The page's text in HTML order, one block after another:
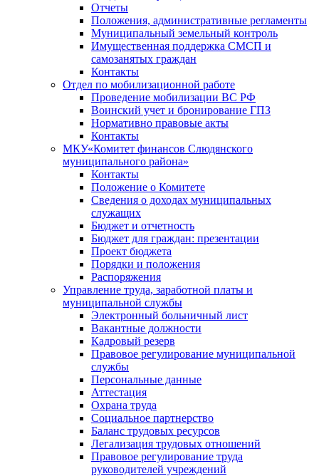
Отчеты
Положения, административные регламенты
Муниципальный земельный контроль
Имущественная поддержка СМСП и
самозанятых граждан
Контакты
Отдел по мобилизационной работе
Проведение мобилизации ВС РФ
Воинский учет и бронирование ГПЗ
Нормативно правовые акты
Контакты
МКУ«Комитет финансов Слюдянского
муниципального района»
Контакты
Положение о Комитете
Сведения о доходах муниципальных
служащих
Бюджет и отчетность
Бюджет для граждан: презентации
Проект бюджета
Порядки и положения
Распоряжения
Управление труда, заработной платы и
муниципальной службы
Электронный больничный лист
Вакантные должности
Кадровый резерв
Правовое регулирование муниципальной
службы
Персональные данные
Аттестация
Охрана труда
Социальное партнерство
Баланс трудовых ресурсов
Легализация трудовых отношений
Правовое регулирование труда
руководителей учреждений